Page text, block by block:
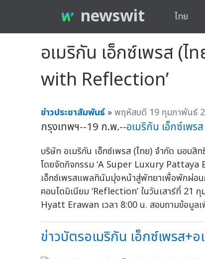
newswit ไทย
อเมริกัน เอ็กซ์เพรส (
with Reflection’
ข่าวประชาสัมพันธ์ »พฤหัสบดี 19 กุมภาพันธ์
กรุงเทพฯ--19 ก.พ.--อเมริกัน เอ็กซ์เพรส
บริษัท อเมริกัน เอ็กซ์เพรส (ไทย) จำกัด มอบสิ
โดยจัดกิจกรรม ‘A Super Luxury Pattaya
เอ็กซ์เพรสแพลทินัมมุ่งหน้าสู่พัทยาเพื่อพักผ่อน
คอนโดมิเนียม ‘Reflection’ ในวันเสาร์ที่
Hyatt Erawan เวลา 8:00 น. สอบถามข้อมูล
ข่าวบัตรอเมริกัน เอ็กซ์เพรส+